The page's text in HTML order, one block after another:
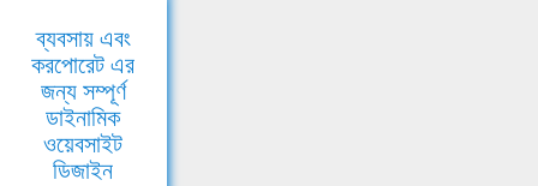
ব্যবসায় এবং
করপোরেট এর
জন্য সম্পূর্ণ
ডাইনামিক
ওয়েবসাইট
ডিজাইন